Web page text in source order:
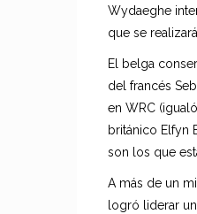
Wydaeghe
que se
El belga
del francés
en WRC
británico Elfyn
son los que
A más de un
logró liderar